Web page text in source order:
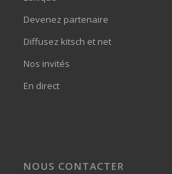
Devenez partenaire
Diffusez kitsch et net
Nos invités
En direct
NOUS CONTACTER